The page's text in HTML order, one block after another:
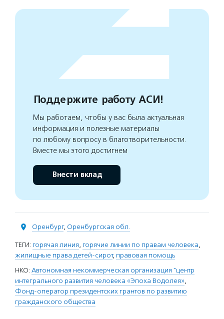
Поддержите работу АСИ!
Мы работаем, чтобы у вас была актуальная
информация и полезные материалы
по любому вопросу в благотворительности.
Вместе мы этого достигнем
Внести вклад
Оренбург, Оренбургская обл.
ТЕГИ: горячая линия, горячие линии по правам человека,
жилищные права детей-сирот, правовая помощь
НКО: Автономная некоммерческая организация "центр
интегрального развития человека «Эпоха Водолея»,
Фонд-оператор президентских грантов по развитию
гражданского общества